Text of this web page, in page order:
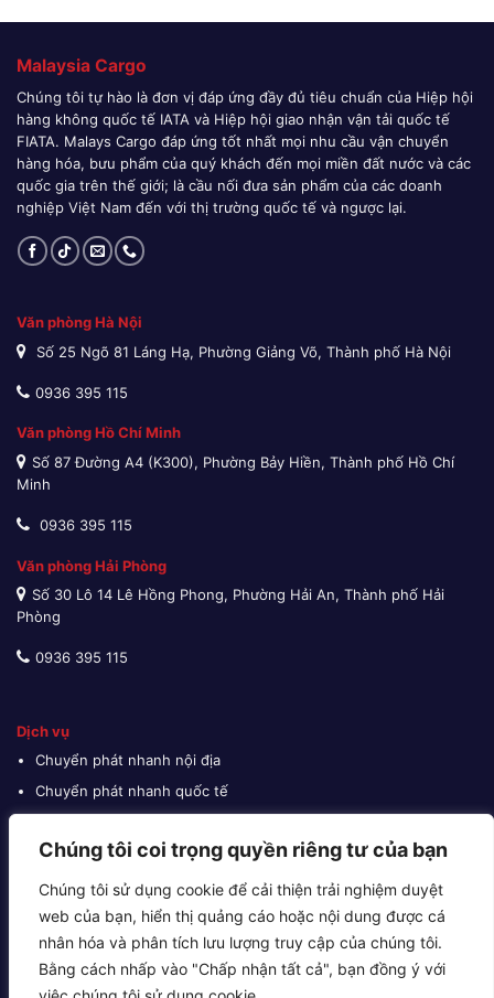
Chúng tôi coi trọng quyền riêng tư của bạn
Chúng tôi sử dụng cookie để cải thiện trải nghiệm duyệt
web của bạn, hiển thị quảng cáo hoặc nội dung được cá
nhân hóa và phân tích lưu lượng truy cập của chúng tôi.
Bằng cách nhấp vào "Chấp nhận tất cả", bạn đồng ý với
Malaysia Cargo
Chúng tôi tự hào là đơn vị đáp ứng đầy đủ tiêu chuẩn của Hiệp hội
hàng không quốc tế IATA và Hiệp hội giao nhận vận tải quốc tế
FIATA. Malays Cargo đáp ứng tốt nhất mọi nhu cầu vận chuyển
hàng hóa, bưu phẩm của quý khách đến mọi miền đất nước và các
quốc gia trên thế giới; là cầu nối đưa sản phẩm của các doanh
nghiệp Việt Nam đến với thị trường quốc tế và ngược lại.
Văn phòng Hà Nội
Số 25 Ngõ 81 Láng Hạ, Phường Giảng Võ, Thành phố Hà Nội
0936 395 115
Văn phòng Hồ Chí Minh
Số 87 Đường A4 (K300), Phường Bảy Hiền, Thành phố Hồ Chí
Minh
0936 395 115
Văn phòng Hải Phòng
Số 30 Lô 14 Lê Hồng Phong, Phường Hải An, Thành phố Hải
Phòng
0936 395 115
Dịch vụ
Chuyển phát nhanh nội địa
Chuyển phát nhanh quốc tế
Vận tải đường biển
Vận tải đường bộ
Vận tải đường hàng không
Cho thuê kho bãi
Khai báo hải quan